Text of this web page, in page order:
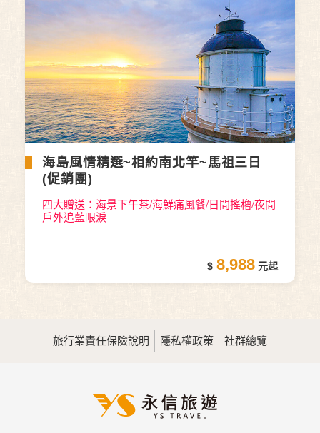
海島風情精選~相約南北竿~馬祖三日
(促銷團)
四大贈送：海景下午茶/海鮮痛風餐/日間搖櫓/夜間
戶外追藍眼淚
8,988
旅行業責任保險說明 隱私權政策 社群總覽